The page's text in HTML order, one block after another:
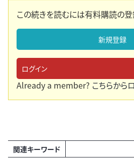
この続きを読むには有料購読の登
新規登録
ログイン
Already a member? こちらから
関連キーワード